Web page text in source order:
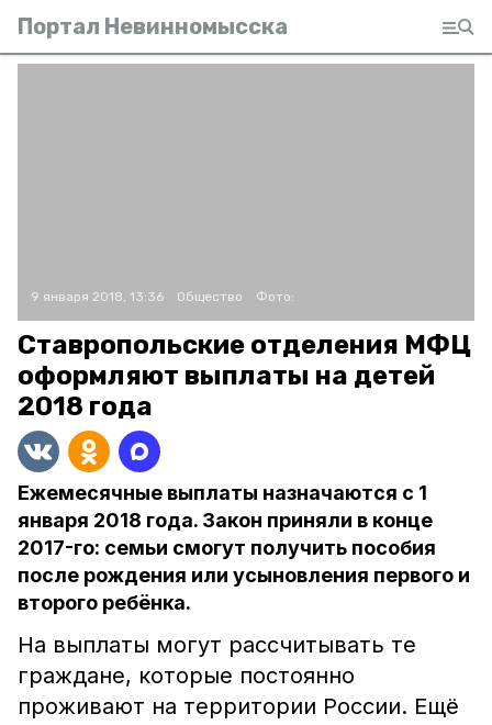
Портал Невинномысска
9 января 2018, 13:36 Общество Фото:
Ставропольские отделения МФЦ
оформляют выплаты на детей
2018 года
Ежемесячные выплаты назначаются с 1
января 2018 года. Закон приняли в конце
2017-го: семьи смогут получить пособия
после рождения или усыновления первого и
второго ребёнка.
На выплаты могут рассчитывать те
граждане, которые постоянно
проживают на территории России. Ещё